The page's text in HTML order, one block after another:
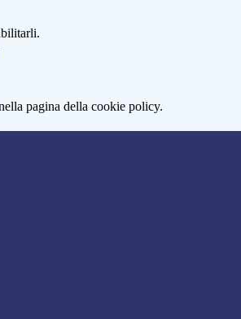
pagina della cookie policy.